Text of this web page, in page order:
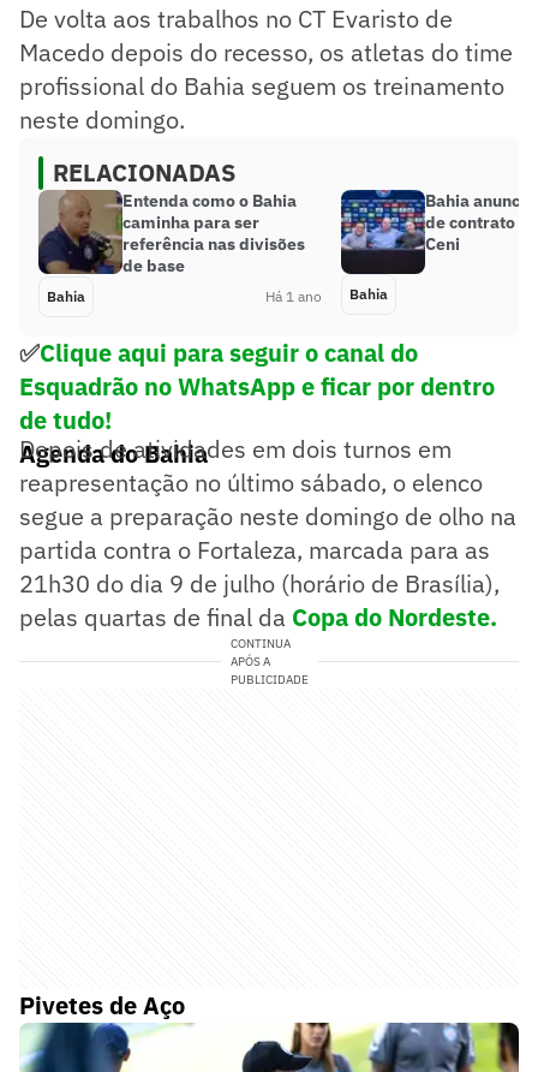
De volta aos trabalhos no CT Evaristo de
Macedo depois do recesso, os atletas do time
profissional do Bahia seguem os treinamento
neste domingo.
RELACIONADAS
Entenda como o Bahia
caminha para ser
referência nas divisões
de base
Bahia Há 1 ano
Bahia
de contrato
Ceni
Bahia
✅Clique aqui para seguir o canal do
Esquadrão no WhatsApp e ficar por dentro
de tudo!
Agenda do Bahia
Depois de atividades em dois turnos em
reapresentação no último sábado, o elenco
segue a preparação neste domingo de olho na
partida contra o Fortaleza, marcada para as
21h30 do dia 9 de julho (horário de Brasília),
pelas quartas de final da Copa do Nordeste.
CONTINUA
APÓS A
PUBLICIDADE
Pivetes de Aço